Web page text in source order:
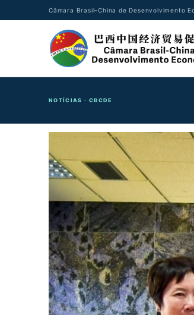
Câmara Brasil–China de Desenvolvimento
NOTÍCIAS · CBCDE